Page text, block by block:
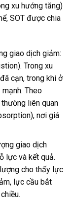
xu hướng tăng)
SOT được chia
giao dịch giảm:
Trong xu
cạn, trong khi ở
Theo
liên quan
nơi giá
giao dịch
lực và kết quả.
cho thấy lực
lực cầu bắt